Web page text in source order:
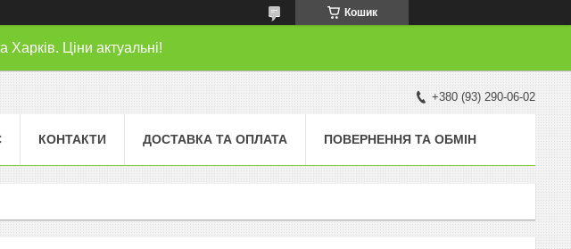
Кошик
Ціни актуальні!
+380 (93) 290-06-02
КОНТАКТИ ДОСТАВКА ТА ОПЛАТА ПОВЕРНЕННЯ ТА ОБМІН